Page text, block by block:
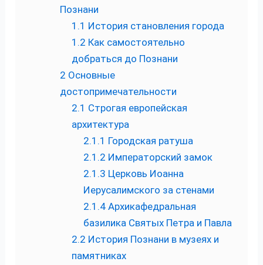
Познани
1.1 История становления города
1.2 Как самостоятельно
добраться до Познани
2 Основные
достопримечательности
2.1 Строгая европейская
архитектура
2.1.1 Городская ратуша
2.1.2 Императорский замок
2.1.3 Церковь Иоанна
Иерусалимского за стенами
2.1.4 Архикафедральная
базилика Святых Петра и Павла
2.2 История Познани в музеях и
памятниках